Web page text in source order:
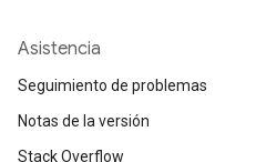
Asistencia
Seguimiento de problemas
Notas de la versión
Stack Overflow